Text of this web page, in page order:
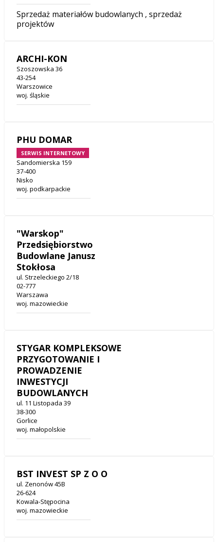
Sprzedaż materiałów budowlanych , sprzedaż
projektów
ARCHI-KON
Szoszowska 36
43-254
Warszowice
woj. śląskie
PHU DOMAR
SERWIS INTERNETOWY
Sandomierska 159
37-400
Nisko
woj. podkarpackie
"Warskop"
Przedsiębiorstwo
Budowlane Janusz
Stokłosa
ul. Strzeleckiego 2/18
02-777
Warszawa
woj. mazowieckie
STYGAR KOMPLEKSOWE
PRZYGOTOWANIE I
PROWADZENIE
INWESTYCJI
BUDOWLANYCH
ul. 11 Listopada 39
38-300
Gorlice
woj. małopolskie
BST INVEST SP Z O O
ul. Zenonów 45B
26-624
Kowala-Stępocina
woj. mazowieckie